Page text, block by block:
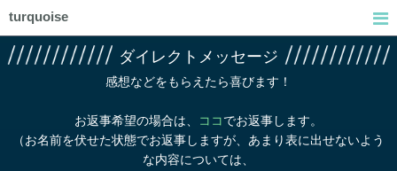
turquoise
ダイレクトメッセージ
感想などをもらえたら喜びます！
お返事希望の場合は、 ココでお返事します。
（お名前を伏せた状態でお返事しますが、あまり表に出せないよう
な内容については、